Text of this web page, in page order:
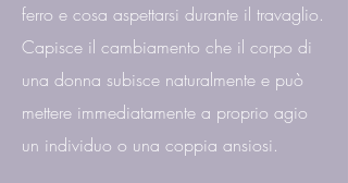
ferro e cosa aspettarsi durante il travaglio.
Capisce il cambiamento che il corpo di
una donna subisce naturalmente e può
mettere immediatamente a proprio agio
un individuo o una coppia ansiosi.